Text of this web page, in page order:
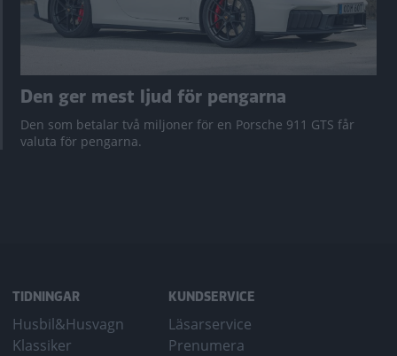
Den ger mest ljud för pengarna
Den som betalar två miljoner för en Porsche 911 GTS får
valuta för pengarna.
TIDNINGAR
Husbil&Husvagn
Klassiker
KUNDSERVICE
Läsarservice
Prenumera